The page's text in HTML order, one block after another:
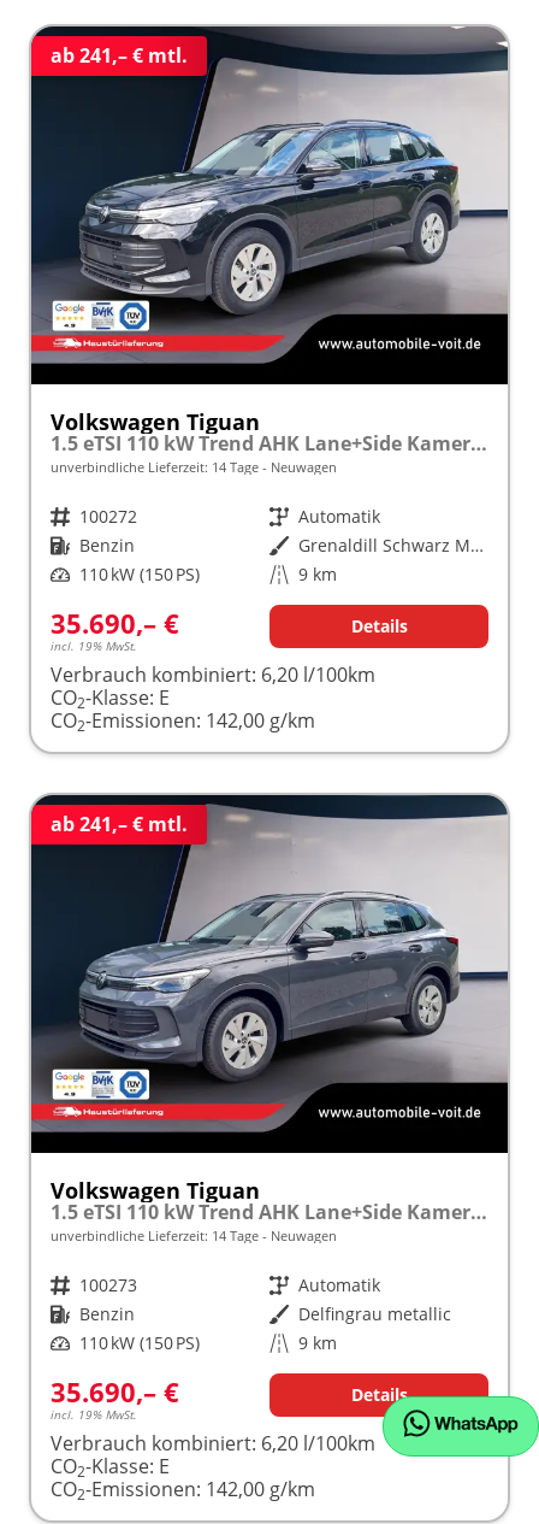
ab 241,– € mtl.
Volkswagen Tiguan
1.5 eTSI 110 kW Trend AHK Lane+Side Kamera SHZ
unverbindliche Lieferzeit: 14 Tage Neuwagen
Fahrzeugnr. 100272 Getriebe Automatik
Kraftstoff Benzin Außenfarbe
Grenaldill Schwarz Metallic
Leistung 110 kW (150 PS) Kilometerstand 9 km
35.690,– €
incl. 19% MwSt.
Details
Verbrauch kombiniert: 6,20 l/100km
CO2-Klasse: E
CO2-Emissionen: 142,00 g/km
ab 241,– € mtl.
Volkswagen Tiguan
1.5 eTSI 110 kW Trend AHK Lane+Side Kamera SHZ
unverbindliche Lieferzeit: 14 Tage Neuwagen
Fahrzeugnr. 100273 Getriebe Automatik
Kraftstoff Benzin Außenfarbe Delfingrau metallic
Leistung 110 kW (150 PS) Kilometerstand 9 km
35.690,– €
incl. 19% MwSt.
Details
Verbrauch kombiniert: 6,20 l/100km
CO2-Klasse: E
CO2-Emissionen: 142,00 g/km